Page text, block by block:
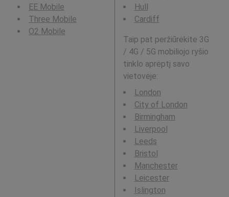
EE Mobile
Three Mobile
O2 Mobile
Hull
Cardiff
Taip pat peržiūrėkite 3G
/ 4G / 5G mobiliojo ryšio
tinklo aprėptį savo
vietovėje:
London
City of London
Birmingham
Liverpool
Leeds
Bristol
Manchester
Leicester
Islington